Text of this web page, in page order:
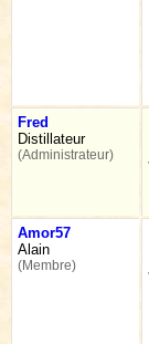
Fred
Distillateur
(Administrateur)
Amor57
Alain
(Membre)